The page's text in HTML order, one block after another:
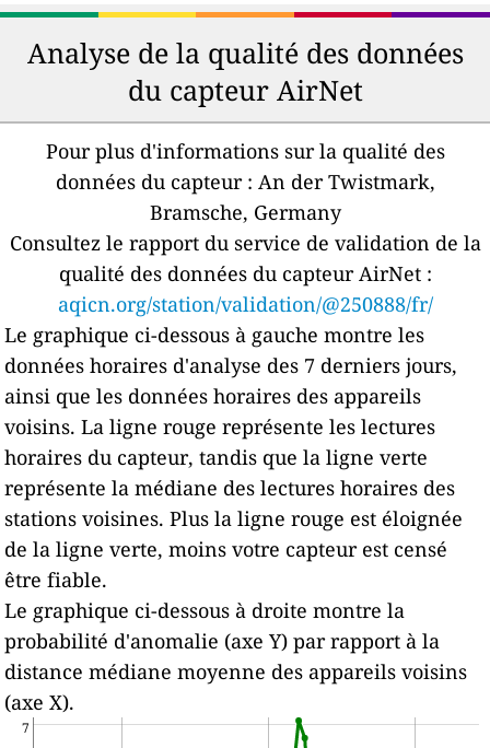
Analyse de la qualité des données
du capteur AirNet
Pour plus d'informations sur la qualité des
données du capteur : An der Twistmark,
Bramsche, Germany
Consultez le rapport du service de validation de la
qualité des données du capteur AirNet :
aqicn.org/station/validation/@250888/fr/
Le graphique ci-dessous à gauche montre les
données horaires d'analyse des 7 derniers jours,
ainsi que les données horaires des appareils
voisins. La ligne rouge représente les lectures
horaires du capteur, tandis que la ligne verte
représente la médiane des lectures horaires des
stations voisines. Plus la ligne rouge est éloignée
de la ligne verte, moins votre capteur est censé
être fiable.
Le graphique ci-dessous à droite montre la
probabilité d'anomalie (axe Y) par rapport à la
distance médiane moyenne des appareils voisins
(axe X).
7